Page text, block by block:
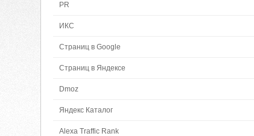
PR
ИКС
Страниц в Google
Страниц в Яндексе
Dmoz
Яндекс Каталог
Alexa Traffic Rank